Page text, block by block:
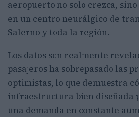
aeropuerto no solo crezca,
en un centro neurálgico de
Salerno y toda la región.
Los datos son realmente
pasajeros ha sobrepasado las
optimistas, lo que demuestra
infraestructura bien diseñada
una demanda en constante